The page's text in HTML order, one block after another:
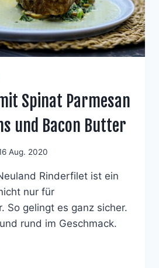
Spinat Parmesan
und Bacon Butter
Aug. 2020
Rinderfilet ist ein
nur für
So gelingt es ganz sicher.
rund im Geschmack.